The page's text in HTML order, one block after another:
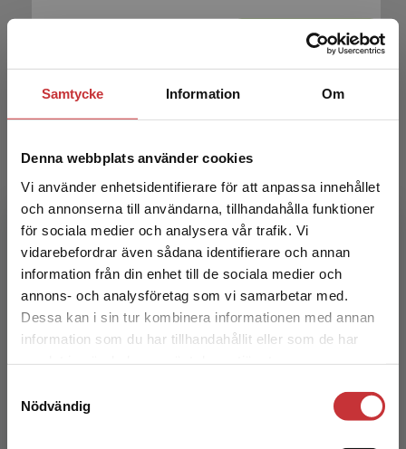
Samtycke Information Om
Denna webbplats använder cookies
Vi använder enhetsidentifierare för att anpassa innehållet
och annonserna till användarna, tillhandahålla funktioner
för sociala medier och analysera vår trafik. Vi
vidarebefordrar även sådana identifierare och annan
information från din enhet till de sociala medier och
annons- och analysföretag som vi samarbetar med.
Dessa kan i sin tur kombinera informationen med annan
information som du har tillhandahållit eller som de har
Nödvändig
Begränsad fraktregion
Det verkar som att du besöker
studentlitteratur.se via en enhet utanför Sverige.
Vi erbjuder inte leveranser utanför Sverige. För
att kunna slutföra ett köp måste
Favorit matematik Tankenötter 4B, 5-pack
Korhonen, M - Nyrhinen, K
447 krinkl. moms
Exkl. moms: 422 kr